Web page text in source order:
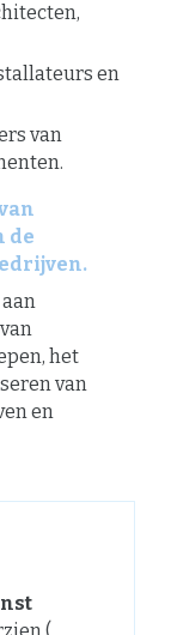
en
van
de
het
van
en